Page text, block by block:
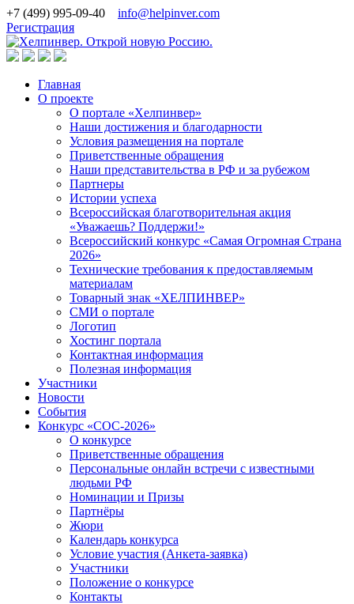
+7 (499) 995-09-40
info@helpinver.com
Регистрация
Главная
О проекте
О портале «Хелпинвер»
Наши достижения и благодарности
Условия размещения на портале
Приветственные обращения
Наши представительства в РФ и за рубежом
Партнеры
Истории успеха
Всероссийская благотворительная акция
«Уважаешь? Поддержи!»
Всероссийский конкурс «Самая Огромная Страна
2026»
Технические требования к предоставляемым
материалам
Товарный знак «ХЕЛПИНВЕР»
СМИ о портале
Логотип
Хостинг портала
Контактная информация
Полезная информация
Участники
Новости
События
Конкурс «СОС-2026»
О конкурсе
Приветственные обращения
Персональные онлайн встречи с известными
людьми РФ
Номинации и Призы
Партнёры
Жюри
Календарь конкурса
Условие участия (Анкета-заявка)
Участники
Положение о конкурсе
Контакты